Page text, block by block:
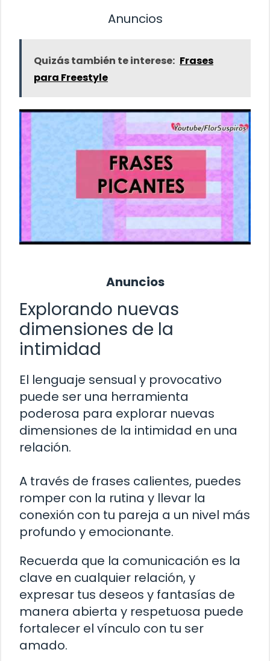
Anuncios
Quizás también te interese: Frases
para Freestyle
Anuncios
Explorando nuevas
dimensiones de la
intimidad
El lenguaje sensual y provocativo
puede ser una herramienta
poderosa para explorar nuevas
dimensiones de la intimidad en una
relación.
A través de frases calientes, puedes
romper con la rutina y llevar la
conexión con tu pareja a un nivel más
profundo y emocionante.
Recuerda que la comunicación es la
clave en cualquier relación, y
expresar tus deseos y fantasías de
manera abierta y respetuosa puede
fortalecer el vínculo con tu ser
amado.